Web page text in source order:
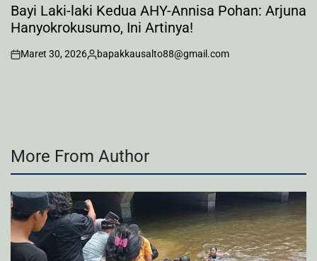
IN
Bayi Laki-laki Kedua AHY-Annisa Pohan: Arjuna
Hanyokrokusumo, Ini Artinya!
on
Maret 30, 2026
Posted
bapakkausalto88@gmail.com
More From Author